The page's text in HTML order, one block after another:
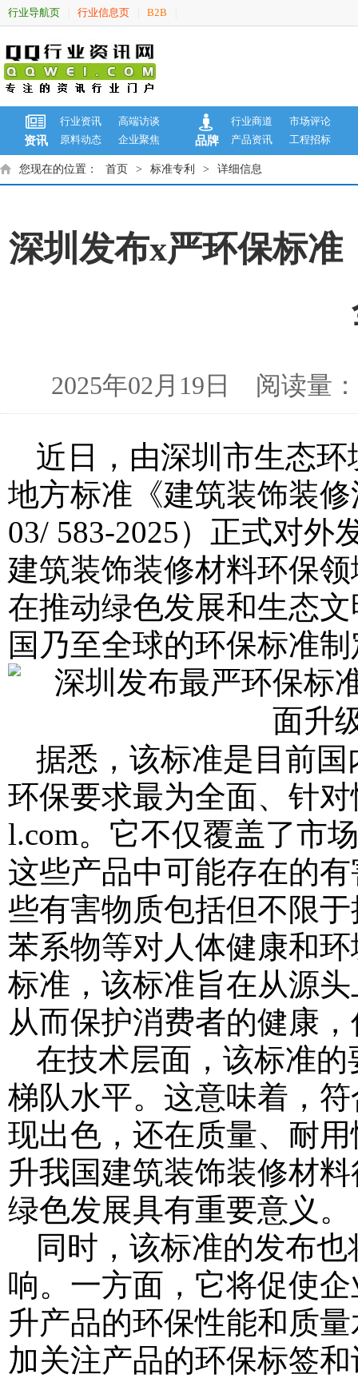
行业导航页 行业信息页 B2B
资讯
行业资讯
高端访谈
原料动态
企业聚焦 品牌
行业商道
市场评论
产品资讯
工程招标
您现在的位置： 首页 > 标准专利 > 详细信息
深圳发布x严环保标
2025年02月19日 阅读
近日，由深圳市生态
地方标准《建筑装饰装
03/ 583-2025）正式对外
建筑装饰装修材料环保
在推动绿色发展和生态
国乃至全球的环保标准
据悉，该标准是目前
环保要求最为全面、针
l.com。它不仅覆盖了市
这些产品中可能存在的
些有害物质包括但不限
苯系物等对人体健康和
标准，该标准旨在从源
从而保护消费者的健康
在技术层面，该标准
梯队水平。这意味着，
现出色，还在质量、耐
升我国建筑装饰装修材
绿色发展具有重要意义。
同时，该标准的发布
响。一方面，它将促使
升产品的环保性能和质
加关注产品的环保标签